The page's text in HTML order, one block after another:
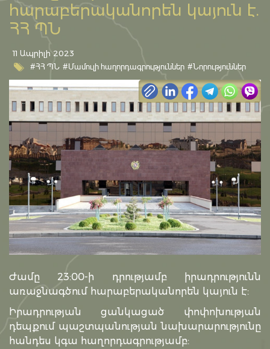
հարաբերականորեն կայուն է.
ՀՀ ՊՆ
11 Ապրիլի 2023
#ՀՀ ՊՆ #Մամուլի հաղորդագրություններ #Նորություններ
Ժամը 23:00-ի դրությամբ իրադրությունն
առաջնագծում հարաբերականորեն կայուն է:
Իրադրության ցանկացած փոփոխության
դեպքում պաշտպանության նախարարությունը
հանդես կգա հաղորդագրությամբ: